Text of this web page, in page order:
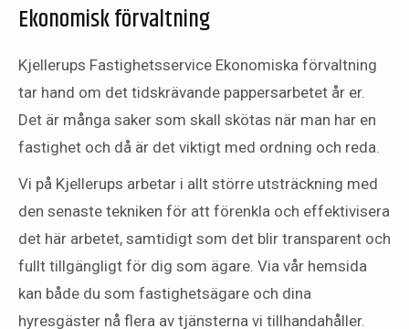
Ekonomisk förvaltning
Kjellerups Fastighetsservice Ekonomiska förvaltning
tar hand om det tidskrävande pappersarbetet år er.
Det är många saker som skall skötas när man har en
fastighet och då är det viktigt med ordning och reda.
Vi på Kjellerups arbetar i allt större utsträckning med
den senaste tekniken för att förenkla och effektivisera
det här arbetet, samtidigt som det blir transparent och
fullt tillgängligt för dig som ägare. Via vår hemsida
kan både du som fastighetsägare och dina
hyresgäster nå flera av tjänsterna vi tillhandahåller.